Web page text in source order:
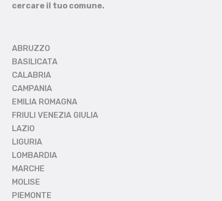
cercare il tuo comune.
ABRUZZO
BASILICATA
CALABRIA
CAMPANIA
EMILIA ROMAGNA
FRIULI VENEZIA GIULIA
LAZIO
LIGURIA
LOMBARDIA
MARCHE
MOLISE
PIEMONTE